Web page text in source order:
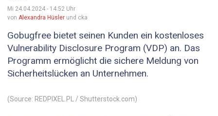
Mi 24.04.2024 - 14:52 Uhr
von Alexandra Hüsler und cka
Gobugfree bietet seinen Kunden ein kostenloses
Vulnerability Disclosure Program (VDP) an. Das
Programm ermöglicht die sichere Meldung von
Sicherheitslücken an Unternehmen.
(Source: REDPIXEL.PL / Shutterstock.com)